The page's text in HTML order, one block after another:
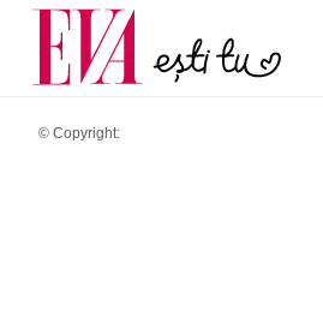
© Copyright:
Carieră
Actualitate